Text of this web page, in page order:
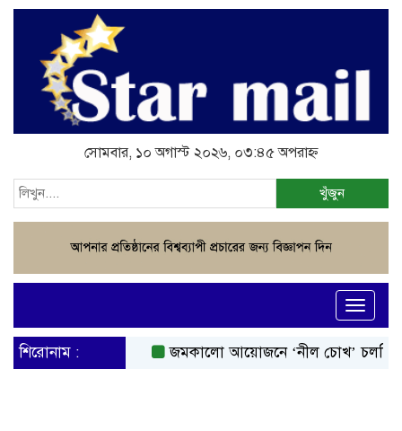
সোমবার, ১০ অগাস্ট ২০২৬, ০৩:৪৫ অপরাহ্ন
খুঁজুন
Toggle
শিরোনাম : জমকালো আয়োজনে ‘নীল চোখ’ চলচ্চিত্রের